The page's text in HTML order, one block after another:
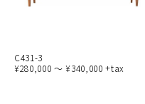
C431-3
¥280,000 ～ ¥340,000 +tax